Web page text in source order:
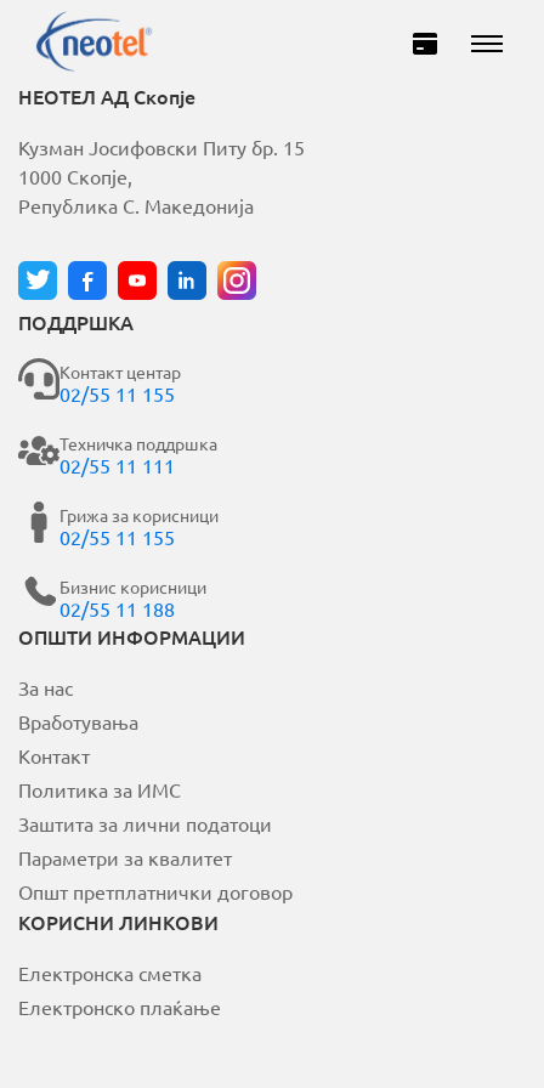
Домашни
ИНТЕРНЕТ
ТЕЛЕВИЗИЈА
ТЕЛЕФОНИЈА
MOJ НЕОТЕЛ
Плати сметка
За Неотел
НЕОТЕЛ АД Скопје
Кузман Јосифовски Питу бр. 15
1000 Скопје,
Република С. Македонија
ПОДДРШКА
Контакт центар
02/55 11 155
Техничка поддршка
02/55 11 111
Грижа за корисници
02/55 11 155
Бизнис корисници
02/55 11 188
ОПШТИ ИНФОРМАЦИИ
За нас
Вработувања
Контакт
Политика за ИМС
Заштита за лични податоци
Параметри за квалитет
Општ претплатнички договор
КОРИСНИ ЛИНКОВИ
Електронска сметка
Електронско плаќање